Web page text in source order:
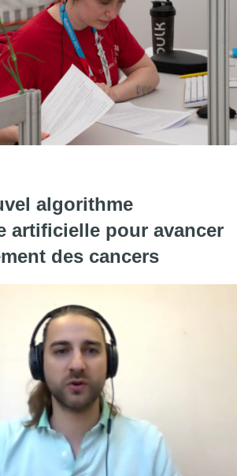
algorithme
artificielle pour avancer
des cancers